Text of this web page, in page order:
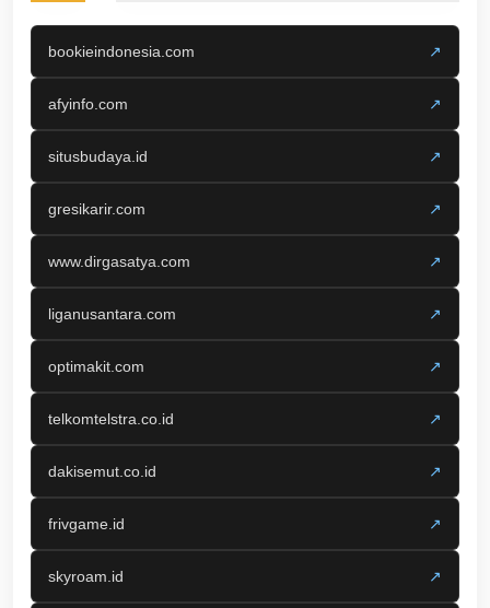
bookieindonesia.com ↗
afyinfo.com ↗
situsbudaya.id ↗
gresikarir.com ↗
www.dirgasatya.com ↗
liganusantara.com ↗
optimakit.com ↗
telkomtelstra.co.id ↗
dakisemut.co.id ↗
frivgame.id ↗
skyroam.id ↗